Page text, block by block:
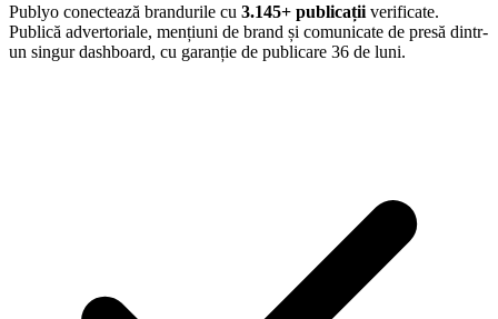
Publyo conectează brandurile cu 3.145+ publicații verificate.
Publică advertoriale, mențiuni de brand și comunicate de presă dintr-
un singur dashboard, cu garanție de publicare 36 de luni.